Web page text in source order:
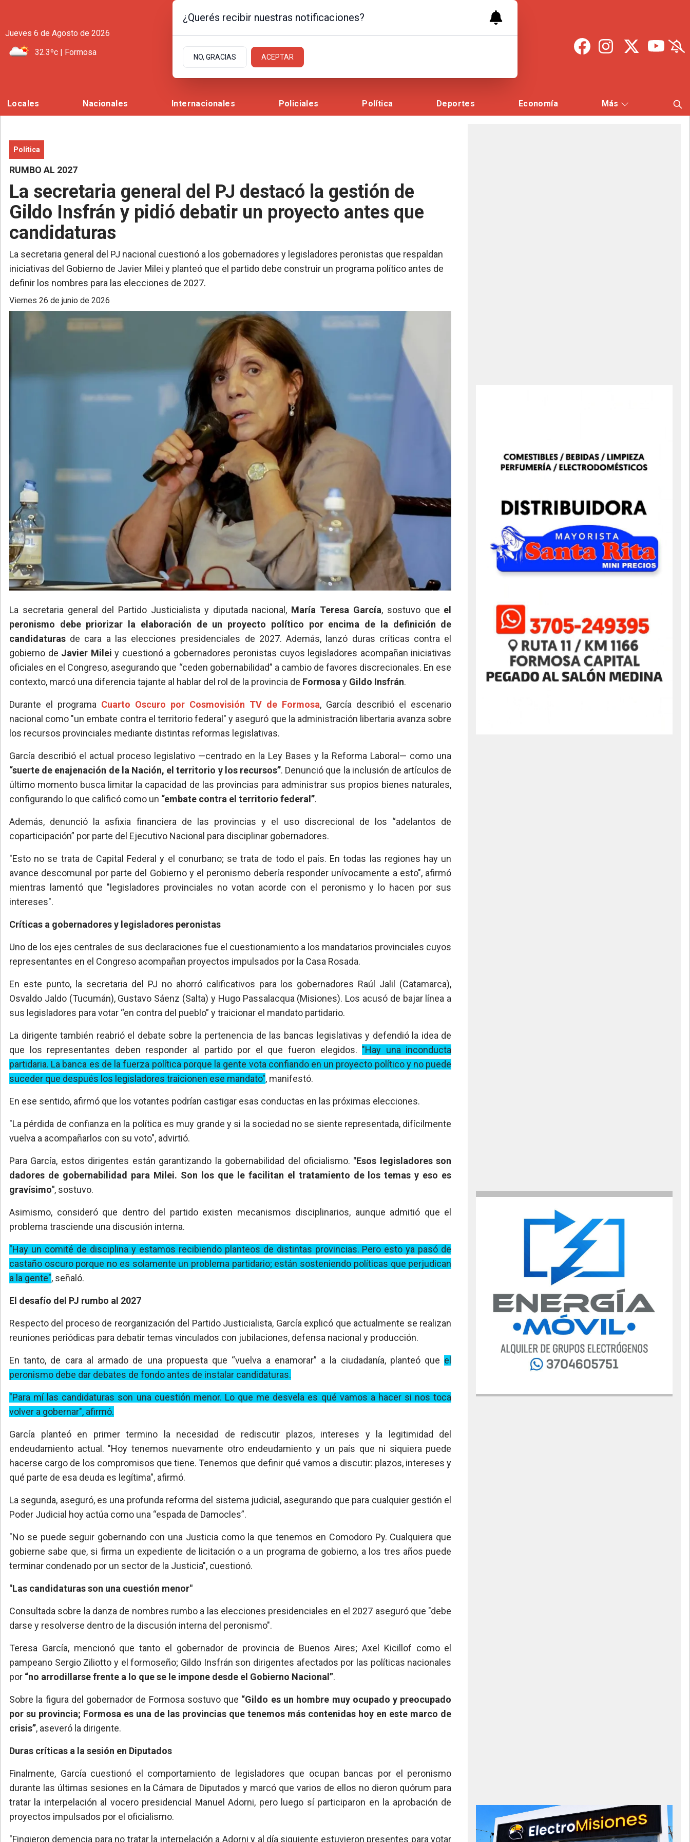
Jueves 6 de Agosto de 2026
32.3ºc | Formosa
Locales Nacionales Internacionales Policiales Política Deportes Economía Más
Política
RUMBO AL 2027
La secretaria general del PJ destacó la gestión de
Gildo Insfrán y pidió debatir un proyecto antes que
candidaturas
La secretaria general del PJ nacional cuestionó a los gobernadores y legisladores peronistas que respaldan
iniciativas del Gobierno de Javier Milei y planteó que el partido debe construir un programa político antes de
definir los nombres para las elecciones de 2027.
viernes 26 de junio de 2026
La secretaria general del Partido Justicialista y diputada nacional, María Teresa García, sostuvo que el
peronismo debe priorizar la elaboración de un proyecto político por encima de la definición de
candidaturas de cara a las elecciones presidenciales de 2027. Además, lanzó duras críticas contra el
gobierno de Javier Mileiy cuestionó a gobernadores peronistas cuyos legisladores acompañan iniciativas
oficiales en el Congreso, asegurando que “ceden gobernabilidad” a cambio de favores discrecionales. En ese
contexto, marcó una diferencia tajante al hablar del rol de la provincia de Formosa y Gildo Insfrán.
Durante el programa Cuarto Oscuro por Cosmovisión TV de Formosa, García describió el escenario
nacional como "un embate contra el territorio federal" y aseguró que la administración libertaria avanza sobre
los recursos provinciales mediante distintas reformas legislativas.
García describió el actual proceso legislativo —centrado en la Ley Bases y la Reforma Laboral— como una
“suerte de enajenación de la Nación, el territorio y los recursos”. Denunció que la inclusión de artículos de
último momento busca limitar la capacidad de las provincias para administrar sus propios bienes naturales,
configurando lo que calificó como un “embate contra el territorio federal”.
Además, denunció la asfixia financiera de las provincias y el uso discrecional de los “adelantos de
coparticipación” por parte del Ejecutivo Nacional para disciplinar gobernadores.
"Esto no se trata de Capital Federal y el conurbano; se trata de todo el país. En todas las regiones hay un
avance descomunal por parte del Gobierno y el peronismo debería responder unívocamente a esto", afirmó
mientras lamentó que "legisladores provinciales no votan acorde con el peronismo y lo hacen por sus
intereses".
Críticas a gobernadores y legisladores peronistas
Uno de los ejes centrales de sus declaraciones fue el cuestionamiento a los mandatarios provinciales cuyos
representantes en el Congreso acompañan proyectos impulsados por la Casa Rosada.
En este punto, la secretaria del PJ no ahorró calificativos para los gobernadores Raúl Jalil (Catamarca),
Osvaldo Jaldo (Tucumán), Gustavo Sáenz (Salta) y Hugo Passalacqua (Misiones). Los acusó de bajar línea a
sus legisladores para votar “en contra del pueblo” y traicionar el mandato partidario.
La dirigente también reabrió el debate sobre la pertenencia de las bancas legislativas y defendió la idea de
que los representantes deben responder al partido por el que fueron elegidos. "Hay una inconducta
partidaria. La banca es de la fuerza política porque la gente vota confiando en un proyecto político y no puede
suceder que después los legisladores traicionen ese mandato", manifestó.
En ese sentido, afirmó que los votantes podrían castigar esas conductas en las próximas elecciones.
"La pérdida de confianza en la política es muy grande y si la sociedad no se siente representada, difícilmente
vuelva a acompañarlos con su voto", advirtió.
Para García, estos dirigentes están garantizando la gobernabilidad del oficialismo. "Esos legisladores son
dadores de gobernabilidad para Milei. Son los que le facilitan el tratamiento de los temas y eso es
gravísimo", sostuvo.
Asimismo, consideró que dentro del partido existen mecanismos disciplinarios, aunque admitió que el
problema trasciende una discusión interna.
"Hay un comité de disciplina y estamos recibiendo planteos de distintas provincias. Pero esto ya pasó de
castaño oscuro porque no es solamente un problema partidario; están sosteniendo políticas que perjudican
a la gente", señaló.
El desafío del PJ rumbo al 2027
Respecto del proceso de reorganización del Partido Justicialista, García explicó que actualmente se realizan
reuniones periódicas para debatir temas vinculados con jubilaciones, defensa nacional y producción.
En tanto, de cara al armado de una propuesta que “vuelva a enamorar” a la ciudadanía, planteó que el
peronismo debe dar debates de fondo antes de instalar candidaturas.
"Para mí las candidaturas son una cuestión menor. Lo que me desvela es qué vamos a hacer si nos toca
volver a gobernar", afirmó.
García planteó en primer termino la necesidad de rediscutir plazos, intereses y la legitimidad del
endeudamiento actual. "Hoy tenemos nuevamente otro endeudamiento y un país que ni siquiera puede
hacerse cargo de los compromisos que tiene. Tenemos que definir qué vamos a discutir: plazos, intereses y
qué parte de esa deuda es legítima", afirmó.
La segunda, aseguró, es una profunda reforma del sistema judicial, asegurando que para cualquier gestión el
Poder Judicial hoy actúa como una “espada de Damocles”.
"No se puede seguir gobernando con una Justicia como la que tenemos en Comodoro Py. Cualquiera que
gobierne sabe que, si firma un expediente de licitación o a un programa de gobierno, a los tres años puede
terminar condenado por un sector de la Justicia", cuestionó.
"Las candidaturas son una cuestión menor"
Consultada sobre la danza de nombres rumbo a las elecciones presidenciales en el 2027 aseguró que "debe
darse y resolverse dentro de la discusión interna del peronismo".
Teresa García, mencionó que tanto el gobernador de provincia de Buenos Aires; Axel Kicillof como el
pampeano Sergio Ziliotto y el formoseño; Gildo Insfrán son dirigentes afectados por las políticas nacionales
por “no arrodillarse frente a lo que se le impone desde el Gobierno Nacional”.
Sobre la figura del gobernador de Formosa sostuvo que “Gildo es un hombre muy ocupado y preocupado
por su provincia; Formosa es una de las provincias que tenemos más contenidas hoy en este marco de
crisis”, aseveró la dirigente.
Duras críticas a la sesión en Diputados
Finalmente, García cuestionó el comportamiento de legisladores que ocupan bancas por el peronismo
durante las últimas sesiones en la Cámara de Diputados y marcó que varios de ellos no dieron quórum para
tratar la interpelación al vocero presidencial Manuel Adorni, pero luego sí participaron en la aprobación de
proyectos impulsados por el oficialismo.
"Fingieron demencia para no tratar la interpelación a Adorni y al día siguiente estuvieron presentes para votar
¿Querés recibir nuestras notificaciones?
NO, GRACIAS ACEPTAR